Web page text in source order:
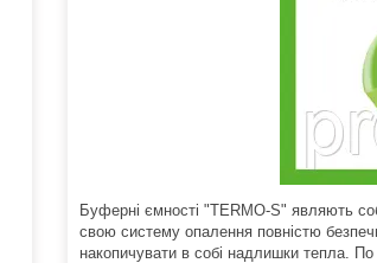
Буферні ємності "TERMO-S" являють
свою систему опалення повністю
накопичувати в собі надлишки тепла.